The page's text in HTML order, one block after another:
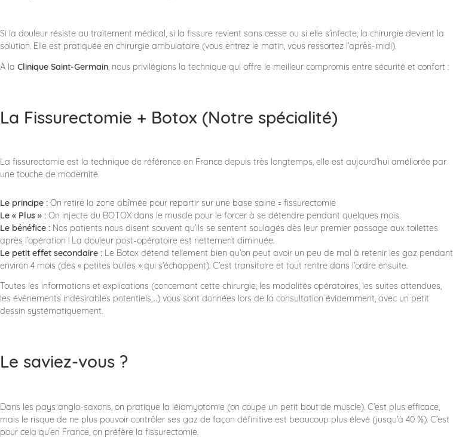
Si la douleur résiste au traitement médical, si la fissure revient sans cesse ou si elle s’infecte, la chirurgie devient la
solution. Elle est pratiquée en chirurgie ambulatoire (vous entrez le matin, vous ressortez l’après-midi).
​À la Clinique Saint-Germain, nous privilégions la technique qui offre le meilleur compromis entre sécurité et confort :
​La Fissurectomie + Botox (Notre spécialité)
La fissurectomie est la technique de référence en France depuis très longtemps, elle est aujourd’hui améliorée par
une touche de modernité.
​Le principe : On retire la zone abîmée pour repartir sur une base saine = fissurectomie
Le « Plus » : On injecte du BOTOX dans le muscle pour le forcer à se détendre pendant quelques mois.
Le bénéfice : Nos patients nous disent souvent qu’ils se sentent soulagés dès leur premier passage aux toilettes
après l’opération ! La douleur post-opératoire est nettement diminuée.
Le petit effet secondaire : Le Botox détend tellement bien qu’on peut avoir un peu de mal à retenir les gaz pendant
environ 4 mois (des « petites bulles » qui s’échappent). C’est transitoire et tout rentre dans l’ordre ensuite.
Toutes les informations et explications (concernant cette chirurgie, les modalités opératoires, les suites attendues,
les évènements indésirables potentiels,…) vous sont données lors de la consultation évidemment, avec un petit
dessin systématiquement.
​Le saviez-vous ?
Dans les pays anglo-saxons, on pratique la léiomyotomie (on coupe un petit bout de muscle). C’est plus efficace,
mais le risque de ne plus pouvoir contrôler ses gaz de façon définitive est beaucoup plus élevé (jusqu’à 40 %). C’est
pour cela qu’en France, on préfère la fissurectomie.